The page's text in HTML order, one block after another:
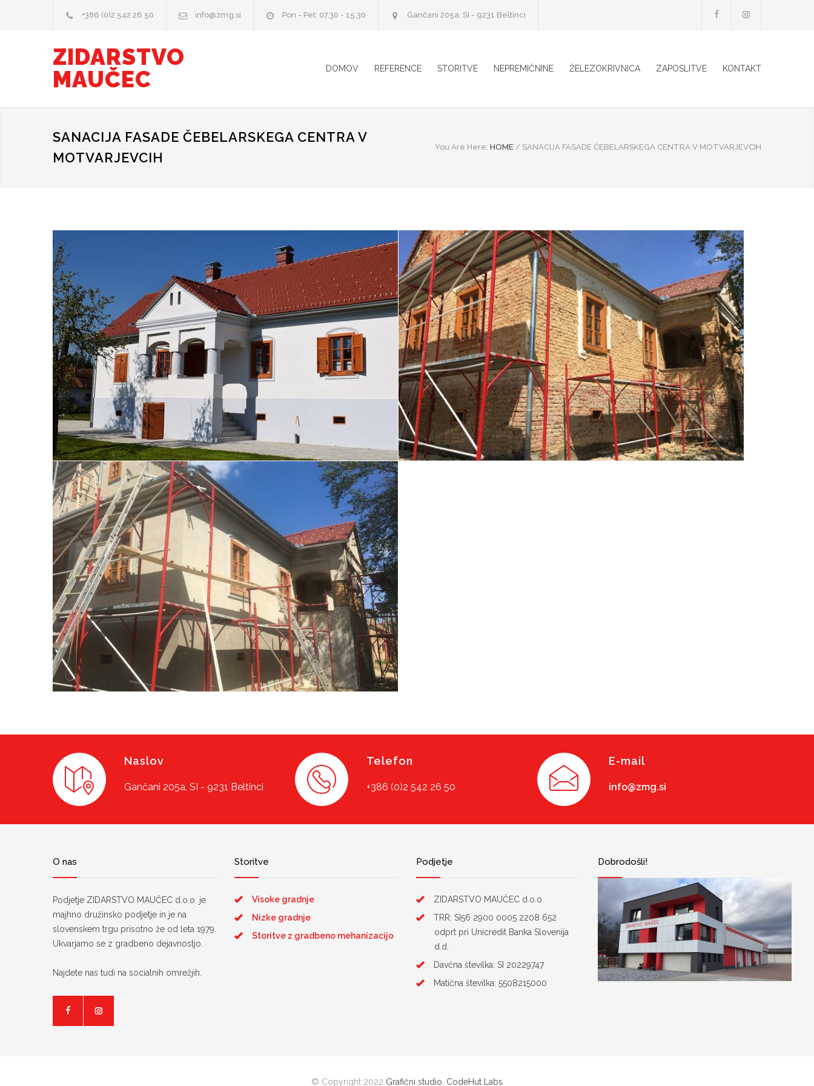
+386 (0)2 542 26 50 info@zmg.si Pon - Pet: 07.30 - 15.30 Gančani 205a, SI - 9231 Beltinci
ZIDARSTVO
MAUČEC
DOMOV REFERENCE STORITVE NEPREMIČNINE ŽELEZOKRIVNICA ZAPOSLITVE KONTAKT
SANACIJA FASADE ČEBELARSKEGA CENTRA V
MOTVARJEVCIH
You Are Here: HOME / SANACIJA FASADE ČEBELARSKEGA CENTRA V MOTVARJEVCIH
Naslov
Gančani 205a, SI - 9231 Beltinci
Telefon
+386 (0)2 542 26 50
E-mail
info@zmg.si
O nas
Podjetje ZIDARSTVO MAUČEC d.o.o. je
majhno družinsko podjetje in je na
slovenskem trgu prisotno že od leta 1979.
Ukvarjamo se z gradbeno dejavnostjo.
Najdete nas tudi na socialnih omrežjih.
Storitve
Visoke gradnje
Nizke gradnje
Storitve z gradbeno mehanizacijo
Podjetje
ZIDARSTVO MAUČEC d.o.o.
TRR: SI56 2900 0005 2208 652
odprt pri Unicredit Banka Slovenija
d.d.
Davčna številka: SI 20229747
Matična številka: 5508215000
Dobrodošli!
© Copyright 2022 Grafični studio CodeHut Labs